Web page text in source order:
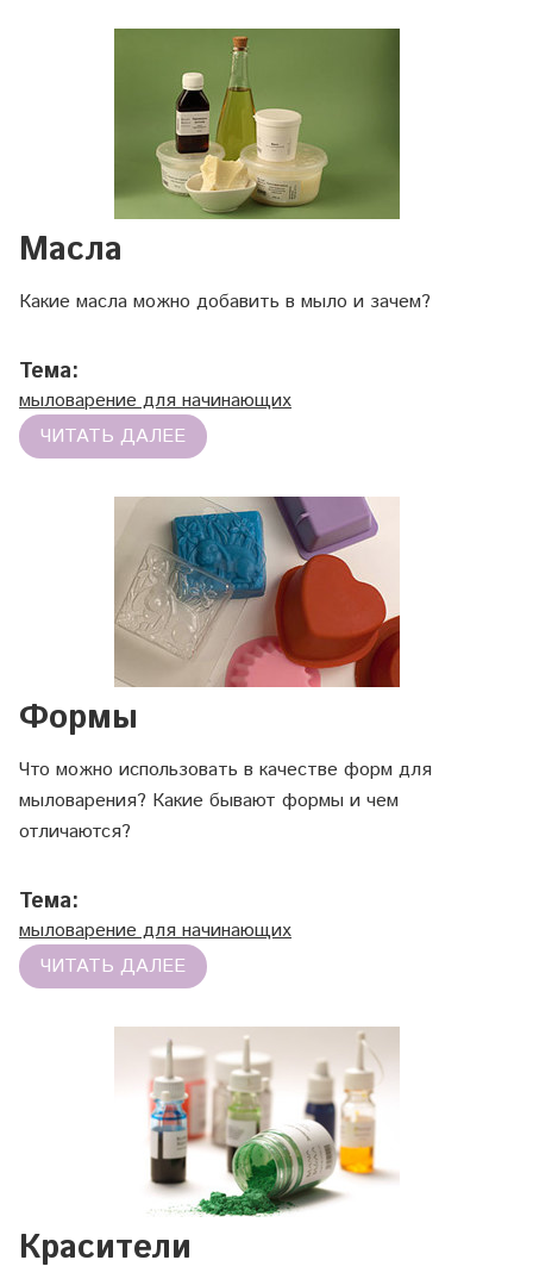
Масла
Какие масла можно добавить в мыло и зачем?
Тема:
мыловарение для начинающих
ЧИТАТЬ ДАЛЕЕ
Формы
Что можно использовать в качестве форм для
мыловарения? Какие бывают формы и чем
отличаются?
Тема:
мыловарение для начинающих
ЧИТАТЬ ДАЛЕЕ
Красители